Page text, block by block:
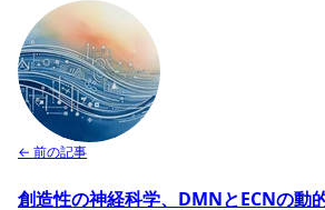
← 前の記事
創造性の神経科学、DMNとECNの動